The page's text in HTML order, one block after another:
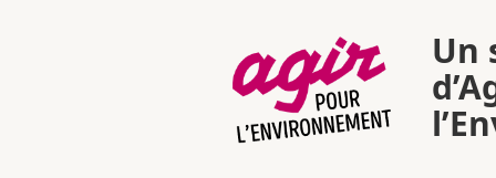
Un